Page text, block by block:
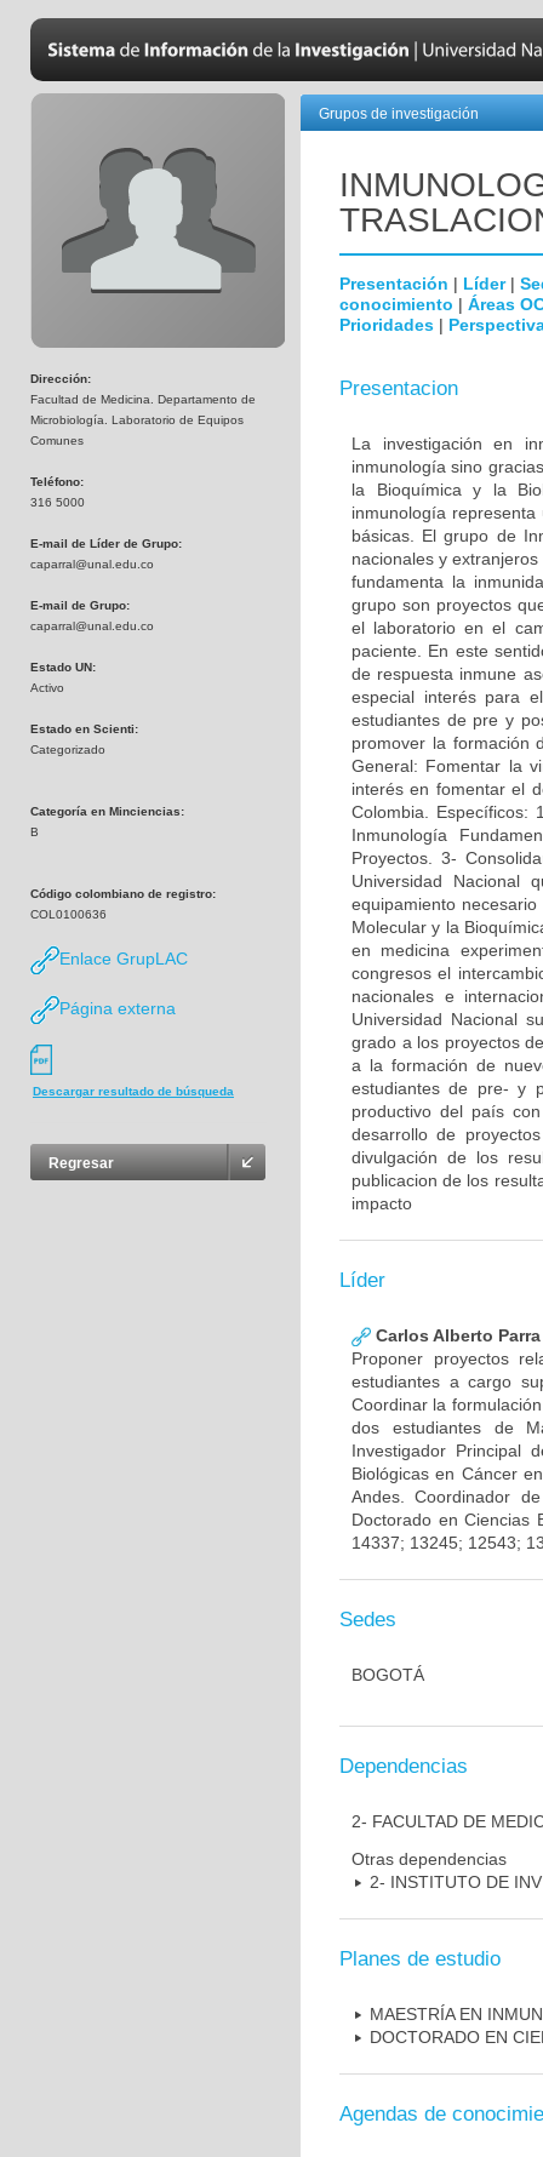
Dirección:
Facultad de Medicina. Departamento de
Microbiología. Laboratorio de Equipos
Comunes
Teléfono:
316 5000
E-mail de Líder de Grupo:
caparral@unal.edu.co
E-mail de Grupo:
caparral@unal.edu.co
Estado UN:
Activo
Estado en Scienti:
Categorizado
Categoría en Minciencias:
B
Código colombiano de registro:
COL0100636
Enlace GrupLAC
Página externa
Descargar resultado de búsqueda
Regresar
Grupos de investigación
Presentación | Líder|
conocimiento | Áreas
Prioridades |
Presentacion
La investigación en
inmunología sino
la Bioquímica y la
inmunología
básicas. El grupo de
nacionales y
fundamenta la
grupo son proyectos
el laboratorio en el
paciente. En este
de respuesta inmune
especial interés para
estudiantes de pre y
promover la formación
General: Fomentar la
interés en fomentar el
Colombia. Específicos:
Inmunología
Proyectos. 3-
Universidad
equipamiento
Molecular y la
en medicina
congresos el
nacionales e
Universidad Nacional
grado a los proyectos
a la formación de
estudiantes de pre- y
productivo del país
desarrollo de
divulgación de los
publicacion de los
impacto
Líder
Carlos Alberto
Proponer proyectos
estudiantes a cargo
Coordinar la
dos estudiantes de
Investigador Principal
Biológicas en Cáncer
Andes. Coordinador
Doctorado en Ciencias
14337; 13245; 12543;
Sedes
BOGOTÁ
Dependencias
2- FACULTAD DE
Otras dependencias
2- INSTITUTO DE
Planes de estudio
MAESTRÍA EN
DOCTORADO EN
Agendas de